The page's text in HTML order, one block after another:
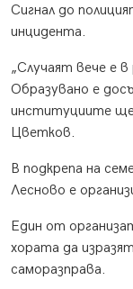
Сигнал до
инцидента.
„Случаят вече е
Образувано е
институциите
Цветков.
В подкрепа на
Лесново е
Един от
хората да
саморазправа.